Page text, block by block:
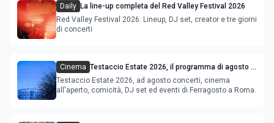
Daily La line-up completa del Red Valley Festival 2026
Red Valley Festival 2026: Lineup, DJ set, creator e tre giorni
di concerti
Cinema Testaccio Estate 2026, il programma di agosto e
Ferragosto
Testaccio Estate 2026, ad agosto concerti, cinema
all'aperto, comicità, DJ set ed eventi di Ferragosto a Roma.